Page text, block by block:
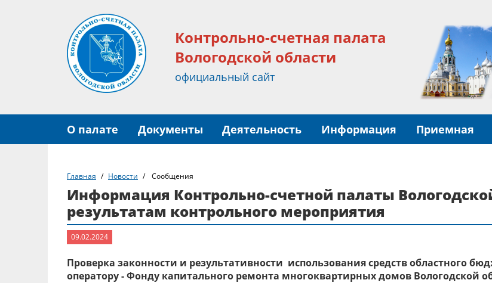
Контрольно-счетная палата
Вологодской области
официальный сайт
О палате Документы Деятельность Информация Приемная
Главная Новости Сообщения
Информация Контрольно-счетной палаты
результатам контрольного мероприятия
09.02.2024
Проверка законности и результативности использования средств областного
оператору - Фонду капитального ремонта многоквартирных домов Вологодской